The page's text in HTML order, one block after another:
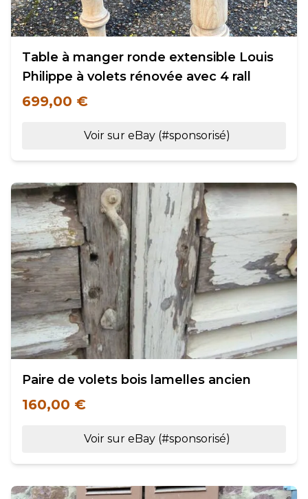
Table à manger ronde extensible Louis
Philippe à volets rénovée avec 4 rall
699,00 €
Voir sur eBay (#sponsorisé)
Paire de volets bois lamelles ancien
160,00 €
Voir sur eBay (#sponsorisé)